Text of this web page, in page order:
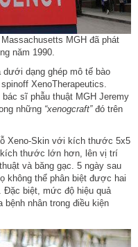
MGH đã phát
năm 1990.
dạng ghép mô tế bào
XenoTherapeutics.
sĩ phẫu thuật MGH Jeremy
những “xenogcraft”đó trên
Xeno-Skin với kích thước 5x5
thước lớn hơn, lên vị trí
và băng gạc. 5 ngày sau
không thể phân biệt được hai
Đặc biệt, mức độ hiệu quả
nhân trong điều kiện